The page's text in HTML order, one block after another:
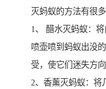
灭蚂蚁的方法有很
1、 醋水灭蚂蚁：
喷壶喷到蚂蚁出没
受，使它们迷失方向
2、香薰灭蚂蚁：将